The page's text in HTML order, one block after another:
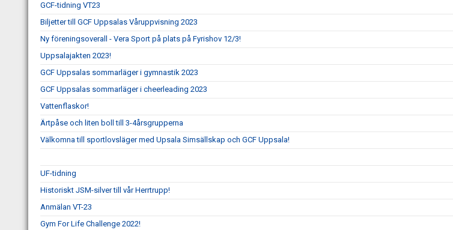
GCF-tidning VT23
Biljetter till GCF Uppsalas Våruppvisning 2023
Ny föreningsoverall - Vera Sport på plats på Fyrishov 12/3!
Uppsalajakten 2023!
GCF Uppsalas sommarläger i gymnastik 2023
GCF Uppsalas sommarläger i cheerleading 2023
Vattenflaskor!
Ärtpåse och liten boll till 3-4årsgrupperna
Välkomna till sportlovsläger med Upsala Simsällskap och GCF Uppsala!
UF-tidning
Historiskt JSM-silver till vår Herrtrupp!
Anmälan VT-23
Gym For Life Challenge 2022!